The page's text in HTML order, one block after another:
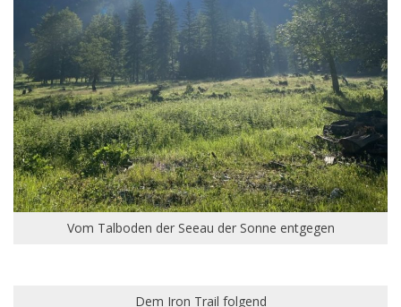
Vom Talboden der Seeau der Sonne entgegen
Dem Iron Trail folgend